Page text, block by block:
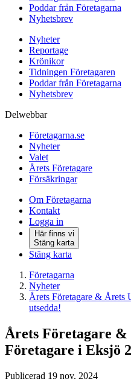
Poddar från Företagarna
Nyhetsbrev
Nyheter
Reportage
Krönikor
Tidningen Företagaren
Poddar från Företagarna
Nyhetsbrev
Delwebbar
Företagarna.se
Nyheter
Valet
Årets Företagare
Försäkringar
Om Företagarna
Kontakt
Logga in
Här finns vi
Stäng karta
Stäng karta
Företagarna
Nyheter
Årets Företagare & Årets
utsedda!
Årets Företagare &
Företagare i Eksjö
Publicerad 19 nov. 2024